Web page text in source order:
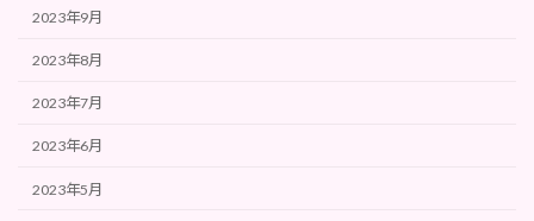
2023年9月
2023年8月
2023年7月
2023年6月
2023年5月